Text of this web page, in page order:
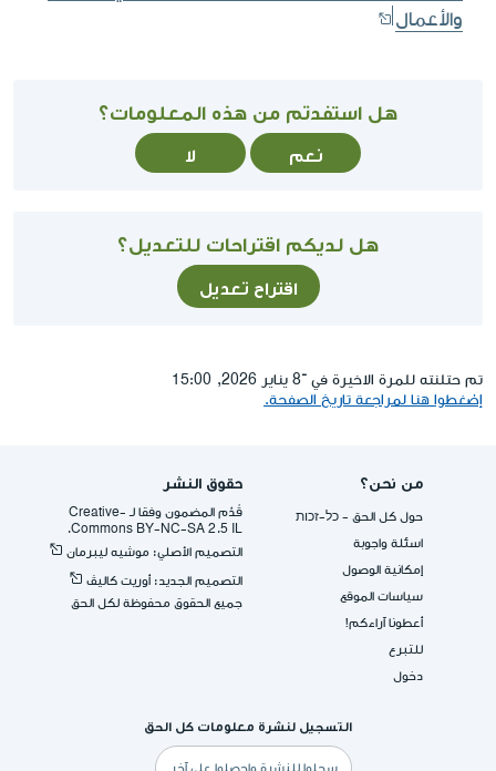
والأعمال
هل استفدتم من هذه المعلومات؟
نعم لا
هل لديكم اقتراحات للتعديل؟
اقتراح تعديل
تم حتلنته للمرة الاخيرة في ־8 يناير 2026, 15:00
إضغطوا هنا لمراجعة تاريخ الصفحة.
من نحن؟
حول كل الحق - כל-זכות
اسئلة واجوبة
إمكانية الوصول
سياسات الموقع
أعطونا آراءكم!
للتبرع
دخول
حقوق النشر
قُدِّم المضمون وفقا لـ -Creative
Commons BY-NC-SA 2.5 IL.
التصميم الأصلي: موشيه ليبرمان
التصميم الجديد: أوريت كاليڤ
جميع الحقوق محفوظة لكل الحق
التسجيل لنشرة معلومات كل الحق
البريد